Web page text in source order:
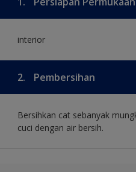
interior
2. Pembersihan
Bersihkan cat sebanyak
cuci dengan air bersih.